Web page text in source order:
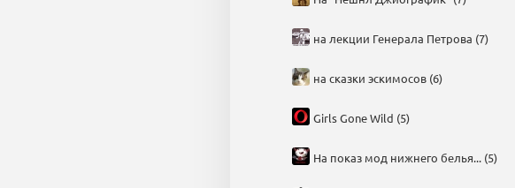
на лекции Генерала Петрова (7)
на сказки эскимосов (6)
Girls Gone Wild (5)
На показ мод нижнего белья... (5)